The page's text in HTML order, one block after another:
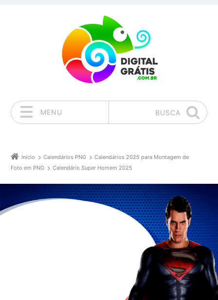
MENU BUSCA
Início Calendários PNG
Calendários 2025 para Montagem de
Foto em PNG
Calendário Super Homem 2025